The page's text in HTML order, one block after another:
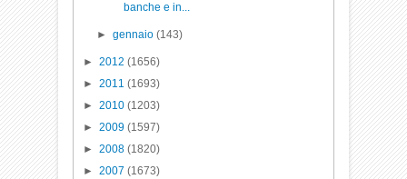
banche e in...
► gennaio (143)
►2012(1656)
►2011(1693)
►2010(1203)
►2009(1597)
►2008(1820)
►2007(1673)